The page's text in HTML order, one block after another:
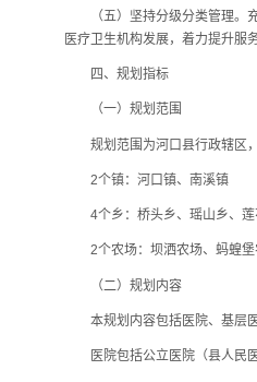
（五）坚持分级分类管理。充
医疗卫生机构发展，着力提升服
四、规划指标
（一）规划范围
规划范围为河口县行政辖区，
2个镇：河口镇、南溪镇
4个乡：桥头乡、瑶山乡、莲
2个农场：坝洒农场、蚂蝗堡
（二）规划内容
本规划内容包括医院、基层医
医院包括公立医院（县人民医